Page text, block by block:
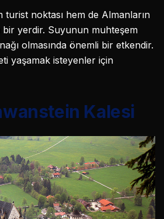
noktası hem de Almanların
bir yerdir. Suyunun muhteşem
olmasında önemli bir etkendir.
yaşamak isteyenler için
Kalesi